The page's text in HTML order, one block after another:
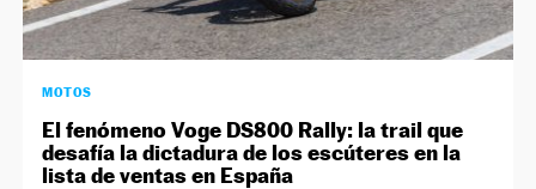
MOTOS
El fenómeno Voge DS800 Rally: la trail que
desafía la dictadura de los escúteres en la
lista de ventas en España